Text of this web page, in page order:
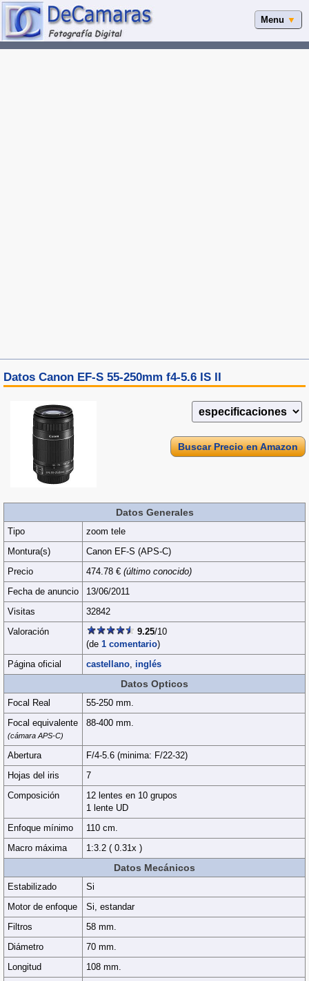
Menu ▼
Datos Canon EF-S 55-250mm f4-5.6 IS II
Buscar Precio en Amazon
Datos Generales
Tipo
zoom tele
Montura(s)
Canon EF-S (APS‑C)
Precio
474.78 € (último conocido)
Fecha de anuncio
13/06/2011
Visitas
32842
Valoración
9.25/10
(de 1 comentario)
Página oficial
castellano, inglés
Datos Opticos
Focal Real
55-250 mm.
Focal equivalente
(cámara APS-C)
88-400 mm.
Abertura
F/4-5.6 (minima: F/22-32)
Hojas del iris
7
Composición
12 lentes en 10 grupos
1 lente UD
Enfoque mínimo
110 cm.
Macro máxima
1:3.2 ( 0.31x )
Datos Mecánicos
Estabilizado
Si
Motor de enfoque
Si, estandar
Filtros
58 mm.
Diámetro
70 mm.
Longitud
108 mm.